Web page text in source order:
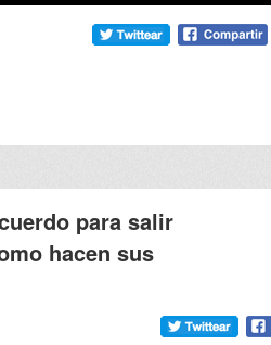
para salir
hacen sus